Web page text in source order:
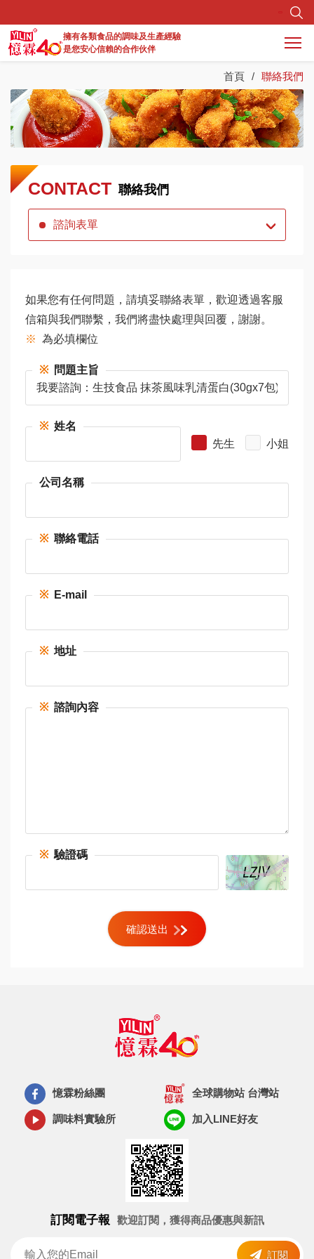
擁有各類食品的調味及生產經驗
是您安心信賴的合作伙伴
關於憶霖
商品資訊
研發生產
調味料實驗所
首頁 聯絡我們
CONTACT 聯絡我們
諮詢表單
如果您有任何問題，請填妥聯絡表單，歡迎透過客服
信箱與我們聯繫，我們將盡快處理與回覆，謝謝。
※ 為必填欄位
※ 問題主旨
※ 姓名
先生
小姐
公司名稱
※ 聯絡電話
※ E-mail
※ 地址
※ 諮詢內容
※ 驗證碼
確認送出
憶霖粉絲團 全球購物站 台灣站
調味料實驗所 加入LINE好友
訂閱電子報 歡迎訂閱，獲得商品優惠與新訊
訂閱